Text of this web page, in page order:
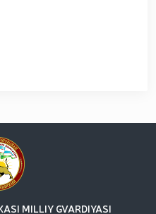
MILLIY GVARDIYASI